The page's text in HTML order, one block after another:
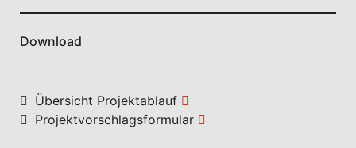
Download
Übersicht Projektablauf
Projektvorschlagsformular